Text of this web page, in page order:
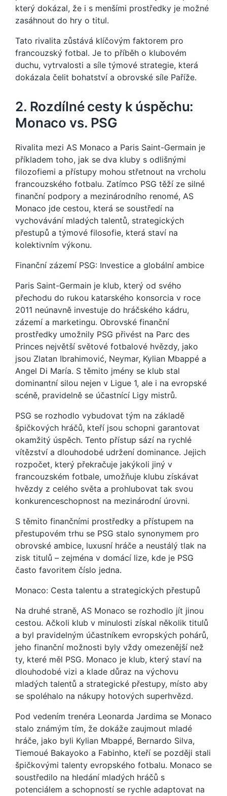
který dokázal, že i s menšími prostředky je možné
zasáhnout do hry o titul.
Tato rivalita zůstává klíčovým faktorem pro
francouzský fotbal. Je to příběh o klubovém
duchu, vytrvalosti a síle týmové strategie, která
dokázala čelit bohatství a obrovské síle Paříže.
2. Rozdílné cesty k úspěchu:
Monaco vs. PSG
Rivalita mezi AS Monaco a Paris Saint-Germain je
příkladem toho, jak se dva kluby s odlišnými
filozofiemi a přístupy mohou střetnout na vrcholu
francouzského fotbalu. Zatímco PSG těží ze silné
finanční podpory a mezinárodního renomé, AS
Monaco jde cestou, která se soustředí na
vychovávání mladých talentů, strategických
přestupů a týmové filosofie, která staví na
kolektivním výkonu.
Finanční zázemí PSG: Investice a globální ambice
Paris Saint-Germain je klub, který od svého
přechodu do rukou katarského konsorcia v roce
2011 neúnavně investuje do hráčského kádru,
zázemí a marketingu. Obrovské finanční
prostředky umožnily PSG přivést na Parc des
Princes největší světové fotbalové hvězdy, jako
jsou Zlatan Ibrahimović, Neymar, Kylian Mbappé a
Angel Di María. S těmito jmény se klub stal
dominantní silou nejen v Ligue 1, ale i na evropské
scéně, pravidelně se účastnící Ligy mistrů.
PSG se rozhodlo vybudovat tým na základě
špičkových hráčů, kteří jsou schopni garantovat
okamžitý úspěch. Tento přístup sází na rychlé
vítězství a dlouhodobé udržení dominance. Jejich
rozpočet, který překračuje jakýkoli jiný v
francouzském fotbale, umožňuje klubu získávat
hvězdy z celého světa a prohlubovat tak svou
konkurenceschopnost na mezinárodní úrovni.
S těmito finančními prostředky a přístupem na
přestupovém trhu se PSG stalo synonymem pro
obrovské ambice, luxusní hráče a neustálý tlak na
zisk titulů – zejména v domácí lize, kde je PSG
často favoritem číslo jedna.
Monaco: Cesta talentu a strategických přestupů
Na druhé straně, AS Monaco se rozhodlo jít jinou
cestou. Ačkoli klub v minulosti získal několik titulů
a byl pravidelným účastníkem evropských pohárů,
jeho finanční možnosti byly vždy omezenější než
ty, které měl PSG. Monaco je klub, který staví na
dlouhodobé vizi a klade důraz na výchovu
mladých talentů a strategické přestupy, místo aby
se spoléhalo na nákupy hotových superhvězd.
Pod vedením trenéra Leonarda Jardima se Monaco
stalo známým tím, že dokáže zaujmout mladé
hráče, jako byli Kylian Mbappé, Bernardo Silva,
Tiemoué Bakayoko a Fabinho, kteří se později stali
špičkovými talenty evropského fotbalu. Monaco se
soustředilo na hledání mladých hráčů s
potenciálem a schopností se rychle adaptovat na